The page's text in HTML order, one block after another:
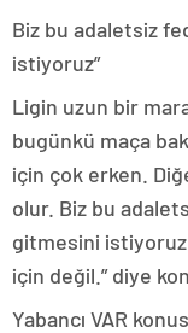
Biz bu adaletsiz
istiyoruz”
Ligin uzun bir
bugünkü maça
için çok erken.
olur. Biz bu
gitmesini
için değil.” diye
Yabancı VAR